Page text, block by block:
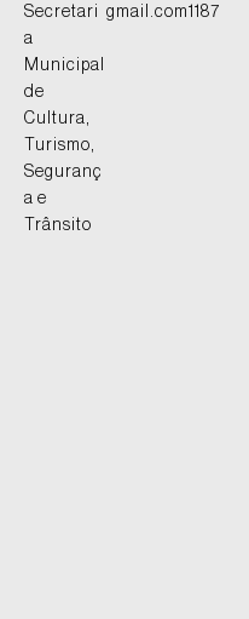
Secretari
a
Municipal
de
Cultura,
Turismo,
Seguranç
a e
Trânsito
gmail.com1187